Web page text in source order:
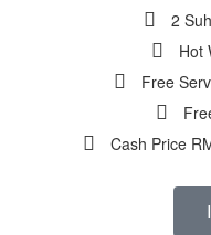
2
Hot
Free
Cash Price